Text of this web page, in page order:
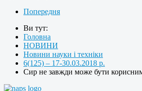
Попередня
Ви тут:
Головна
НОВИНИ
Новини науки і техніки
6(125) – 17-30.03.2018 р.
Сир не завжди може бути